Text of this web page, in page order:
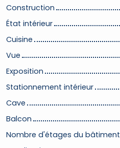
Construction
État intérieur
Cuisine
Vue
Exposition
Stationnement intérieur
Cave
Balcon
Nombre d'étages du bâtiment